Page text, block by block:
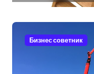
Бизнес советник